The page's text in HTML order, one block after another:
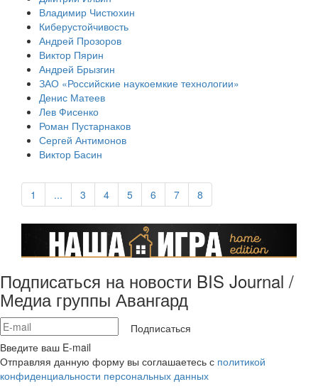
Владимир Чистюхин
Киберустойчивость
Андрей Прозоров
Виктор Пярин
Андрей Брызгин
ЗАО «Российские наукоемкие технологии»
Денис Матеев
Лев Фисенко
Роман Пустарнаков
Сергей Антимонов
Виктор Басин
1 ... 3 4 5 6 7 8
Подписаться на новости BIS Journal /
Медиа группы Авангард
Подписаться
Введите ваш E-mail
Отправляя данную форму вы соглашаетесь с политикой
конфиденциальности персональных данных